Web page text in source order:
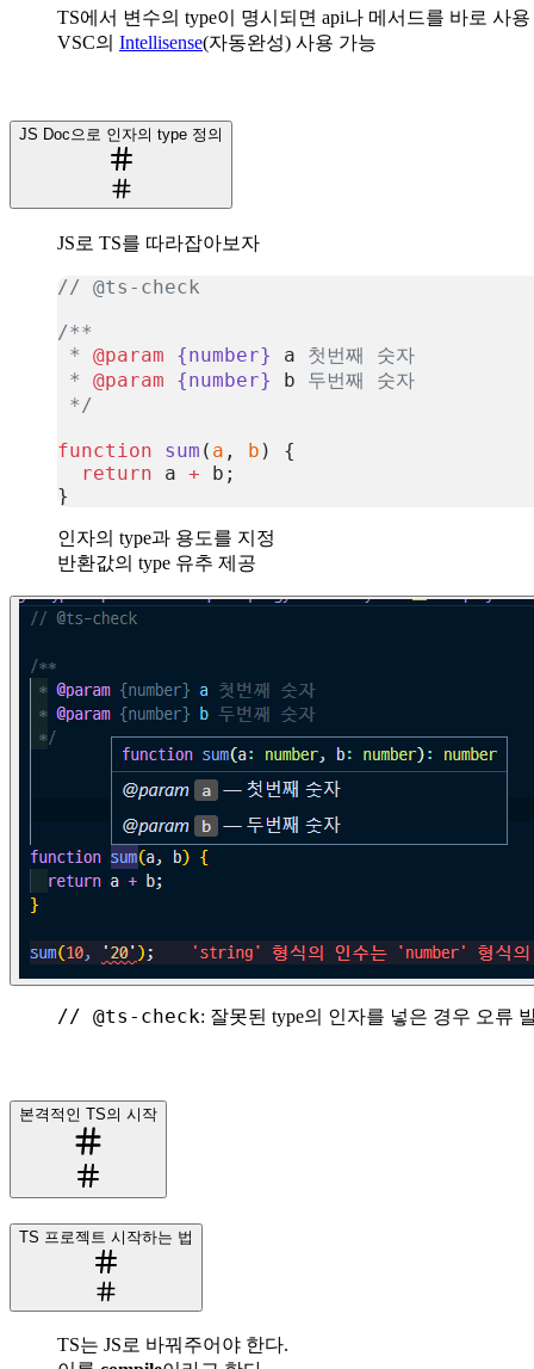
TS에서 변수의 type이 명시되면 api나 메서드를 바로 사
VSC의 Intellisense(자동완성) 사용 가능
JS Doc으로 인자의 type 정의
JS로 TS를 따라잡아보자
// @ts-check
/**
* @param {number} a 첫번째 숫자
* @param {number} b 두번째 숫자
*/
function sum ( a , b ) {
  return
a + b;
}
인자의 type과 용도를 지정
반환값의 type 유추 제공
// @ts-check: 잘못된 type의 인자를 넣은 경우 오류
본격적인 TS의 시작
TS 프로젝트 시작하는 법
TS는 JS로 바꿔주어야 한다.